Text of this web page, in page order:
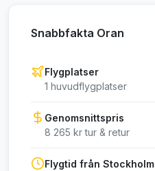
Snabbfakta Oran
Flygplatser
1 huvudflygplatser
Genomsnittspris
8 265 kr tur & retur
Flygtid från Stockholm